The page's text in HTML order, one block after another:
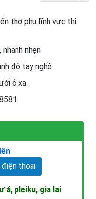
thợ phụ lĩnh vực thi
nhẹn
độ tay nghề
ở xa.
điện thoại
á, pleiku, gia lai